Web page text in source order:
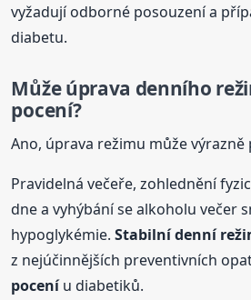
vyžadují odborné posouzení a
diabetu.
Může úprava denního
pocení?
Ano, úprava režimu může výrazně
Pravidelná večeře, zohlednění
dne a vyhýbání se alkoholu večer
hypoglykémie.Stabilní denní
z nejúčinnějších preventivních
poceníu diabetiků.